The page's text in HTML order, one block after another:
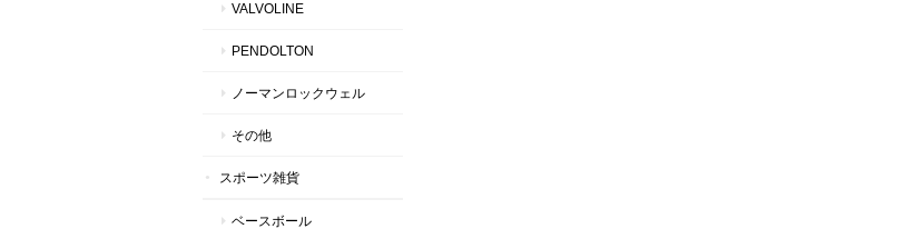
VALVOLINE
PENDOLTON
ノーマンロックウェル
その他
スポーツ雑貨
ベースボール